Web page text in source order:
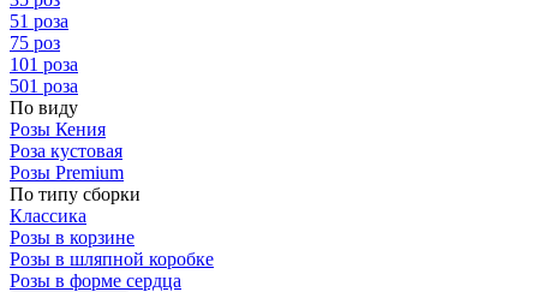
51 роза
75 роз
101 роза
501 роза
По виду
Розы Кения
Роза кустовая
Розы Premium
По типу сборки
Классика
Розы в корзине
Розы в шляпной коробке
Розы в форме сердца